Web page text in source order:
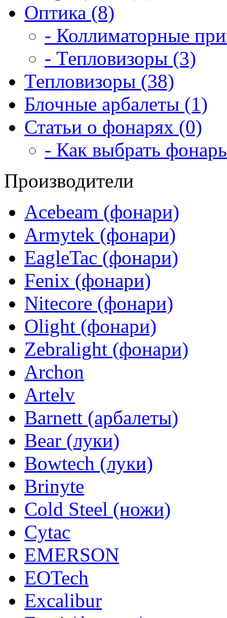
Оптика (8)
- Коллиматорные
- Тепловизоры (3)
Тепловизоры (38)
Блочные арбалеты (1)
Статьи о фонарях (0)
- Как выбрать
Производители
Acebeam (фонари)
Armytek (фонари)
EagleTac (фонари)
Fenix (фонари)
Nitecore (фонари)
Olight (фонари)
Zebralight (фонари)
Archon
Artelv
Barnett (арбалеты)
Bear (луки)
Bowtech (луки)
Brinyte
Cold Steel (ножи)
Cytac
EMERSON
EOTech
Excalibur